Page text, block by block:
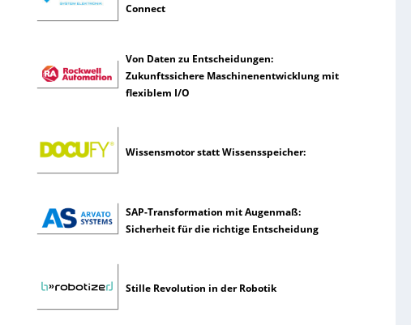
Connect
Von Daten zu Entscheidungen:
Zukunftssichere Maschinenentwicklung mit
flexiblem I/O
Wissensmotor statt Wissensspeicher:
SAP-Transformation mit Augenmaß:
Sicherheit für die richtige Entscheidung
Stille Revolution in der Robotik